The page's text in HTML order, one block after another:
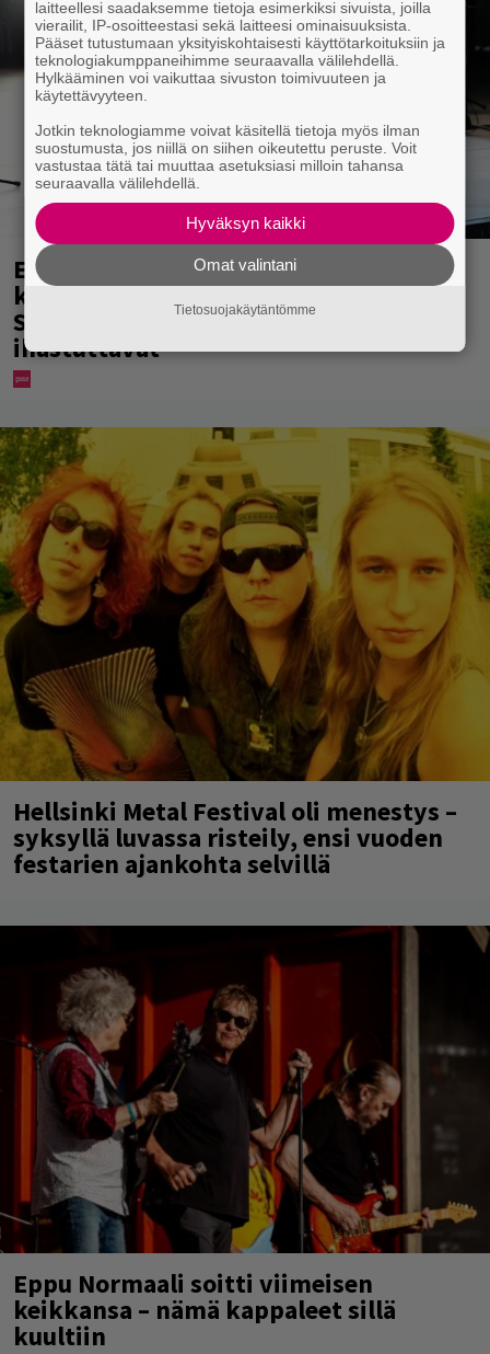
Eppu Normaalin jäähyväiset
koskettivat myös presidenttiä –
Stubbin sydämelliset kiitokset
ihastuttavat
Hellsinki Metal Festival oli menestys –
syksyllä luvassa risteily, ensi vuoden
festarien ajankohta selvillä
Eppu Normaali soitti viimeisen
keikkansa – nämä kappaleet sillä
kuultiin
laitteellesi saadaksemme tietoja esimerkiksi sivuista, joilla
vierailit, IP-osoitteestasi sekä laitteesi ominaisuuksista.
Pääset tutustumaan yksityiskohtaisesti käyttötarkoituksiin ja
teknologiakumppaneihimme seuraavalla välilehdellä.
Hylkääminen voi vaikuttaa sivuston toimivuuteen ja
käytettävyyteen.
Jotkin teknologiamme voivat käsitellä tietoja myös ilman
suostumusta, jos niillä on siihen oikeutettu peruste. Voit
vastustaa tätä tai muuttaa asetuksiasi milloin tahansa
seuraavalla välilehdellä.
Hyväksyn kaikki
Omat valintani
Tietosuojakäytäntömme